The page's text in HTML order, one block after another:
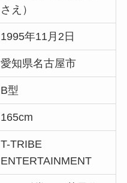
さえ）
1995年11月2日
愛知県名古屋市
B型
165cm
T-TRIBE
ENTERTAINMENT